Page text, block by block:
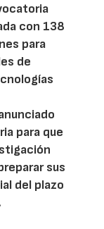
con 138
para
de
para que
sus
del plazo